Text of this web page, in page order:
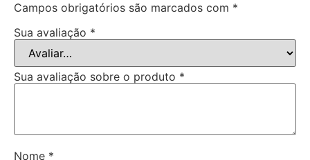
Campos obrigatórios são marcados com *
Sua avaliação *
Sua avaliação sobre o produto *
Nome *